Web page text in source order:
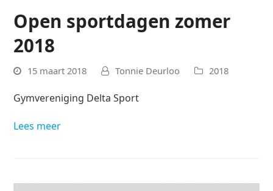
Open sportdagen zomer
2018
15 maart 2018 Tonnie Deurloo 2018
Gymvereniging Delta Sport
Lees meer